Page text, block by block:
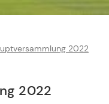
2022
2022